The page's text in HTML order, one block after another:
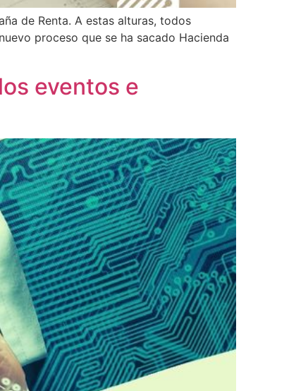
de Renta. A estas alturas, todos
proceso que se ha sacado Hacienda
eventos e